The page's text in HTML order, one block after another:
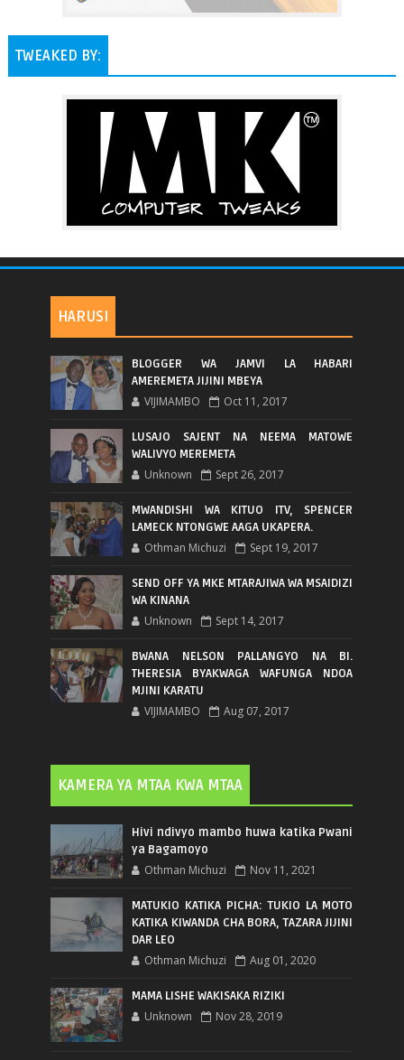
TWEAKED BY:
HARUSI
BLOGGER WA JAMVI LA HABARI
AMEREMETA JIJINI MBEYA
VIJIMAMBO Oct 11, 2017
LUSAJO SAJENT NA NEEMA MATOWE
WALIVYO MEREMETA
Unknown Sept 26, 2017
MWANDISHI WA KITUO ITV, SPENCER
LAMECK NTONGWE AAGA UKAPERA.
Othman Michuzi Sept 19, 2017
SEND OFF YA MKE MTARAJIWA WA MSAIDIZI
WA KINANA
Unknown Sept 14, 2017
BWANA NELSON PALLANGYO NA BI.
THERESIA BYAKWAGA WAFUNGA NDOA
MJINI KARATU
VIJIMAMBO Aug 07, 2017
KAMERA YA MTAA KWA MTAA
Hivi ndivyo mambo huwa katika Pwani
ya Bagamoyo
Othman Michuzi Nov 11, 2021
MATUKIO KATIKA PICHA: TUKIO LA MOTO
KATIKA KIWANDA CHA BORA, TAZARA JIJINI
DAR LEO
Othman Michuzi Aug 01, 2020
MAMA LISHE WAKISAKA RIZIKI
Unknown Nov 28, 2019